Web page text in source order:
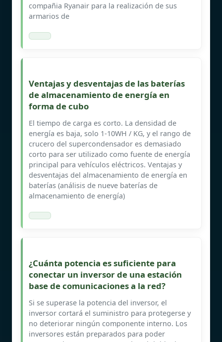
compañia Ryanair para la realización de sus
armarios de
Ventajas y desventajas de las baterías
de almacenamiento de energía en
forma de cubo
El tiempo de carga es corto. La densidad de
energía es baja, solo 1-10WH / KG, y el rango de
crucero del supercondensador es demasiado
corto para ser utilizado como fuente de energía
principal para vehículos eléctricos. Ventajas y
desventajas del almacenamiento de energía en
baterías (análisis de nueve baterías de
almacenamiento de energía)
¿Cuánta potencia es suficiente para
conectar un inversor de una estación
base de comunicaciones a la red?
Si se superase la potencia del inversor, el
inversor cortará el suministro para protegerse y
no deteriorar ningún componente interno. Los
inversores están preparados para poder